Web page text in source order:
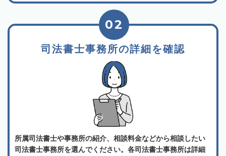
司法書士事務所の詳細を確認
02
所属司法書士や事務所の紹介、相談料金などから相談したい
司法書士事務所を選んでください。各司法書士事務所は詳細